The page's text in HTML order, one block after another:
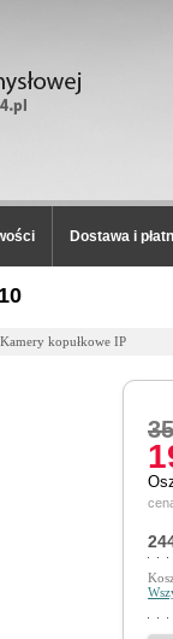
Dostawa i
Kamery kopułkowe IP